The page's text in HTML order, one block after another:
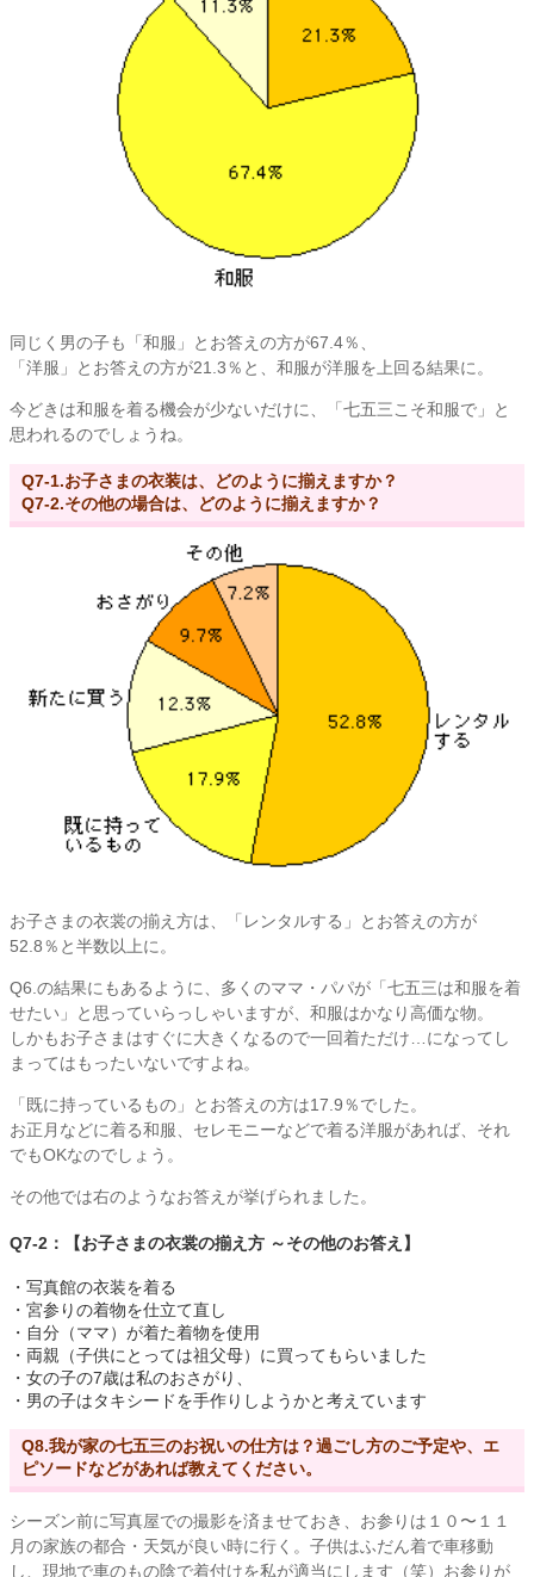
同じく男の子も「和服」とお答えの方が67.4％、
「洋服」とお答えの方が21.3％と、和服が洋服を上回る結果に。
今どきは和服を着る機会が少ないだけに、「七五三こそ和服で」と
思われるのでしょうね。
Q7-1.お子さまの衣装は、どのように揃えますか？
Q7-2.その他の場合は、どのように揃えますか？
お子さまの衣裳の揃え方は、「レンタルする」とお答えの方が
52.8％と半数以上に。
Q6.の結果にもあるように、多くのママ・パパが「七五三は和服を着
せたい」と思っていらっしゃいますが、和服はかなり高価な物。
しかもお子さまはすぐに大きくなるので一回着ただけ…になってし
まってはもったいないですよね。
「既に持っているもの」とお答えの方は17.9％でした。
お正月などに着る和服、セレモニーなどで着る洋服があれば、それ
でもOKなのでしょう。
その他では右のようなお答えが挙げられました。
Q7-2：【お子さまの衣裳の揃え方 ～その他のお答え】
・写真館の衣装を着る
・宮参りの着物を仕立て直し
・自分（ママ）が着た着物を使用
・両親（子供にとっては祖父母）に買ってもらいました
・女の子の7歳は私のおさがり、
・男の子はタキシードを手作りしようかと考えています
Q8.我が家の七五三のお祝いの仕方は？過ごし方のご予定や、エ
ピソードなどがあれば教えてください。
シーズン前に写真屋での撮影を済ませておき、お参りは１０〜１１
月の家族の都合・天気が良い時に行く。子供はふだん着で車移動
し、現地で車のもの陰で着付けを私が適当にします（笑）お参りが